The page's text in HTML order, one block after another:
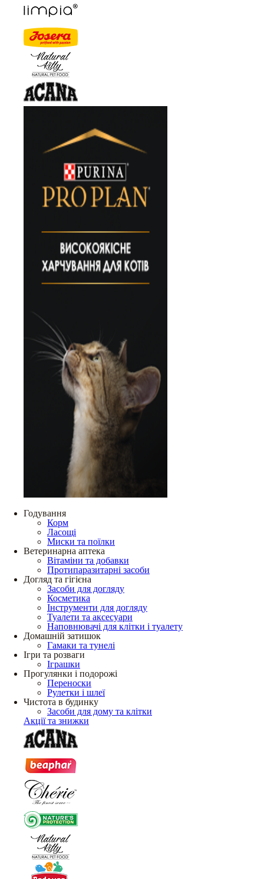
Годування
Корм
Ласощі
Миски та поїлки
Ветеринарна аптека
Вітаміни та добавки
Протипаразитарні засоби
Догляд та гігієна
Засоби для догляду
Косметика
Інструменти для догляду
Туалети та аксесуари
Наповнювачі для клітки і туалету
Домашній затишок
Гамаки та тунелі
Ігри та розваги
Іграшки
Прогулянки і подорожі
Переноски
Рулетки і шлеї
Чистота в будинку
Засоби для дому та клітки
Акції та знижки